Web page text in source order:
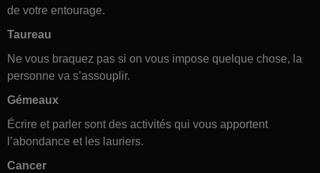
de votre entourage.
Taureau
Ne vous braquez pas si on vous impose quelque chose, la
personne va s’assouplir.
Gémeaux
Écrire et parler sont des activités qui vous apportent
l’abondance et les lauriers.
Cancer